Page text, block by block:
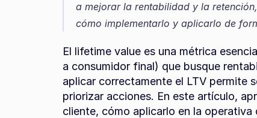
a mejorar la rentabilidad y la
cómo implementarlo y aplicarlo de
El lifetime value es una métrica
a consumidor final) que busque
aplicar correctamente el LTV permite
priorizar acciones. En este artículo,
cliente, cómo aplicarlo en la